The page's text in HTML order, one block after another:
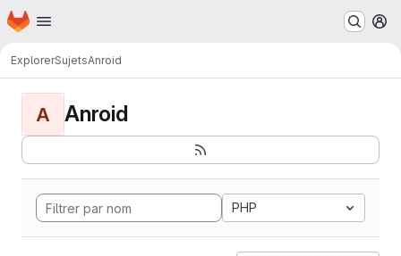
Passer au contenu principal
Page d'accueil
ExplorerSujetsAnroid
A Anroid
PHP